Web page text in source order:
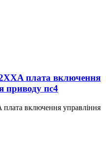
плата включення
приводу пс4
включення управління